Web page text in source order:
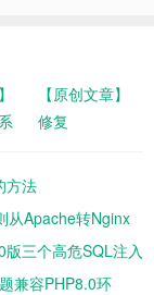
【原创文章】
修复
环境
方法
从Apache转Nginx
三个高危SQL注入
兼容PHP8.0环